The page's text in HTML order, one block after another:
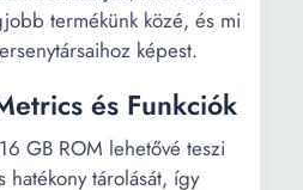
termékünk közé, és mi
képest.
és Funkciók
GB ROM lehetővé teszi
hatékony tárolását, így